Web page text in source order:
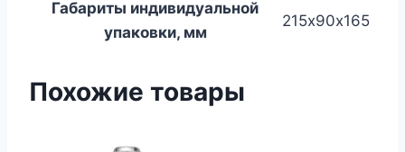
Габариты индивидуальной
упаковки, мм
215х90х165
Похожие товары